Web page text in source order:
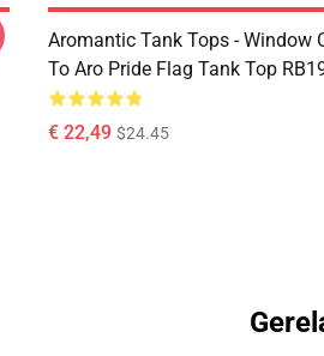
Aromantic Tank Tops - Window
To Aro Pride Flag Tank Top
€ 22,49 $24.45